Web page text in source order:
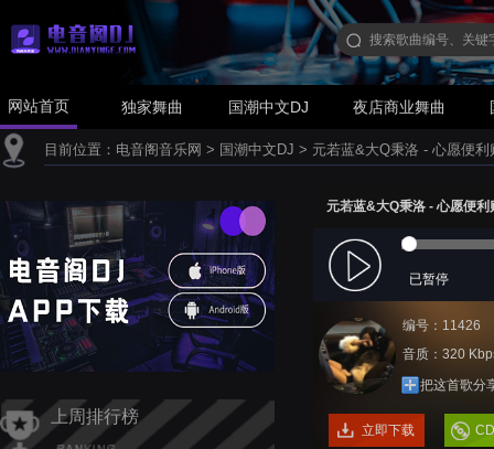
网站首页 独家舞曲 国潮中文DJ 夜店商业舞曲
目前位置： 电音阁音乐网 > 国潮中文DJ > 元若蓝&大Q秉洛 - 心愿便
上周排行榜
元若蓝&大Q秉洛 - 心愿便
已暂停
编号：11426
音质：320
把这首歌分
立即下载